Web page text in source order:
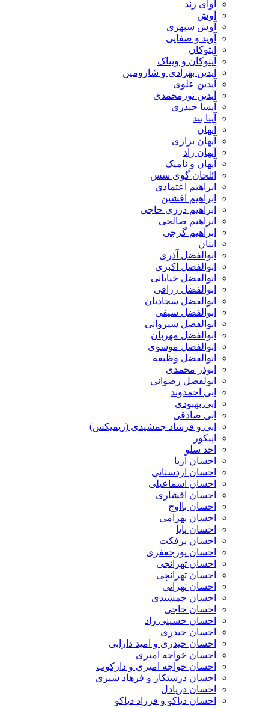
آوای زند
آوش
آوش سپهری
آوید و صفایی
آیتوکان
آیتوکان و ویناک
آیدین بهزادی و شارومین
آیدین علوی
آیدین نورمحمدی
آیسا حیدری
آینا بند
آیهان
آیهان بزازی
آیهان راد
آیهان و نامیک
ائلخان گوی سس
ابراهیم اعتمادی
ابراهیم افشین
ابراهیم درزی حاجی
ابراهیم صالحی
ابراهیم گرجی
ابنان
ابوالفضل آذری
ابوالفضل اکبری
ابوالفضل خیابانی
ابوالفضل رزاقی
ابوالفضل سجادیان
ابوالفضل سیفی
ابوالفضل شیروانی
ابوالفضل مهربان
ابوالفضل موسوی
ابوالفضل وظیفه
ابوذر محمدی
ابولفضل رضوانی
ابی احمدوند
ابی بهبودی
ابی صادقی
ابی و فرشاد جمشیدی (ریمیکس)
اپیکور
احد سلو
احسان آریا
احسان اردستانی
احسان اسماعیلی
احسان افشاری
احسان بااوج
احسان بهرامی
احسان پایا
احسان پرفکت
احسان پورجعفری
احسان تهرانجی
احسان تهرانچی
احسان تهرانی
احسان جمشیدی
احسان حاجی
احسان حسینی راد
احسان حیدری
احسان حیدری و امید دارابی
احسان خواجه امیری
احسان خواجه امیری و دارکوب
احسان درستكار و فرهاد شيرى
احسان دریادل
احسان دیاکو و فرزاد دیاکو